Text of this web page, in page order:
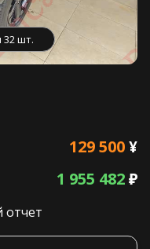
32 шт.
129 500¥
1 955 482₽
отчет